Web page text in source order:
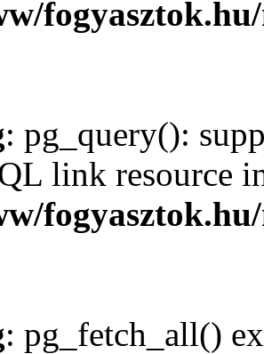
: pg_query():
link resource
: pg_fetch_all()